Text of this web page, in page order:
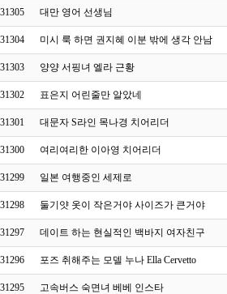
대만 영어 선생님
미시 룩 하면 권지혜 이분 밖에 생각 안남
양양 서핑녀 엘라 근황
표은지 어린줄만 알았네
대문자 S라인 목나경 치어리더
여리여리한 이아영 치어리더
일본 여행중인 세제로
둘기얏 옷이 작은거야 사이즈가 큰거야
데이트 하는 현실적인 백바지 여자친구
포즈 취해주는 모델 누나 Ella Cervetto
고속버스 숙면녀 베베 인스타